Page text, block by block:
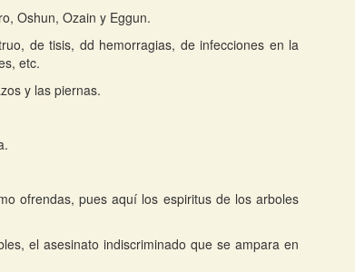
Oshun, Ozain y Eggun.
de tisis, dd hemorragias, de infecciones en la
etc.
y las piernas.
ofrendas, pues aquí los espiritus de los arboles
el asesinato indiscriminado que se ampara en